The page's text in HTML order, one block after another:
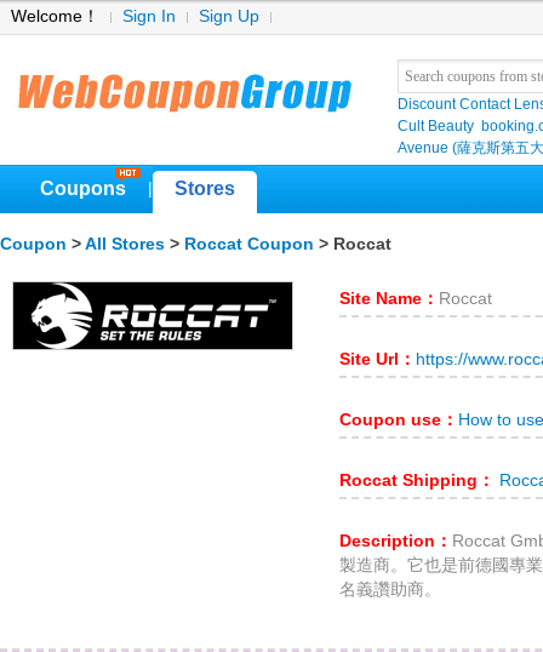
Welcome！ Sign In Sign Up
Discount Contact
Cult Beauty
Avenue (薩克斯第五
Coupons Stores
Coupon > All Stores > Roccat Coupon > Roccat
Site Name： Roccat
Site Url： https://
Coupon use： How to
Roccat Shipping：
Description： Roccat
製造商。它也是前德國專
名義讚助商。